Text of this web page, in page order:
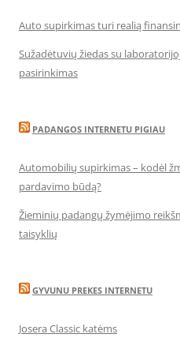
Auto supirkimas turi realią
Sužadėtuvių žiedas su
pasirinkimas
PADANGOS INTERNETU PIGIAU
Automobilių supirkimas – kodėl
pardavimo būdą?
Žieminių padangų žymėjimo
taisyklių
GYVUNU PREKES INTERNETU
Josera Classic katėms